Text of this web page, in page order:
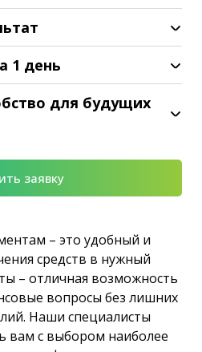
1 день
для будущих
заявку
– это удобный и
средств в нужный
– отличная возможность
вопросы без лишних
Наши специалисты
вам с выбором наиболее